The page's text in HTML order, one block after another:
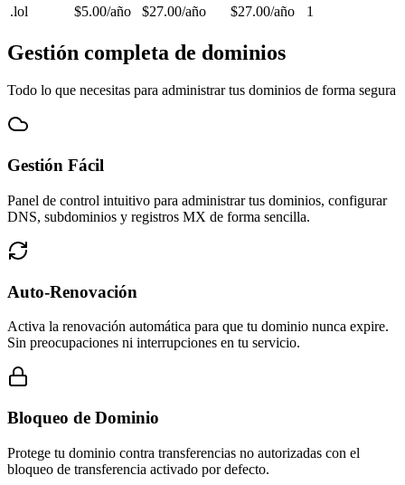
.lol
$5.00/año $27.00/año $27.00/año 1
Gestión completa de dominios
Todo lo que necesitas para administrar tus dominios de forma segura
Gestión Fácil
Panel de control intuitivo para administrar tus dominios, configurar
DNS, subdominios y registros MX de forma sencilla.
Auto-Renovación
Activa la renovación automática para que tu dominio nunca expire.
Sin preocupaciones ni interrupciones en tu servicio.
Bloqueo de Dominio
Protege tu dominio contra transferencias no autorizadas con el
bloqueo de transferencia activado por defecto.